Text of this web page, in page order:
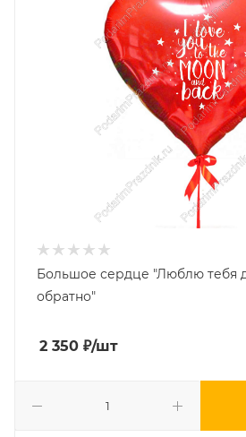
Большое сердце "Люблю тебя
обратно"
2 350 ₽/шт